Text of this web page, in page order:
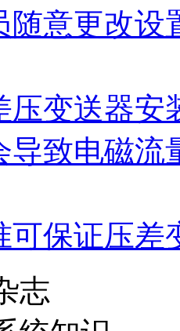
随意更改设
压变送器安
导致电磁流
可保证压差
志